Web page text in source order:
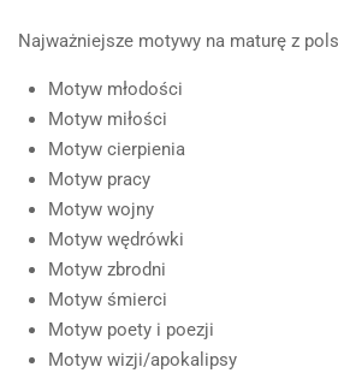
Najważniejsze motywy na maturę z
Motyw młodości
Motyw miłości
Motyw cierpienia
Motyw pracy
Motyw wojny
Motyw wędrówki
Motyw zbrodni
Motyw śmierci
Motyw poety i poezji
Motyw wizji/apokalipsy